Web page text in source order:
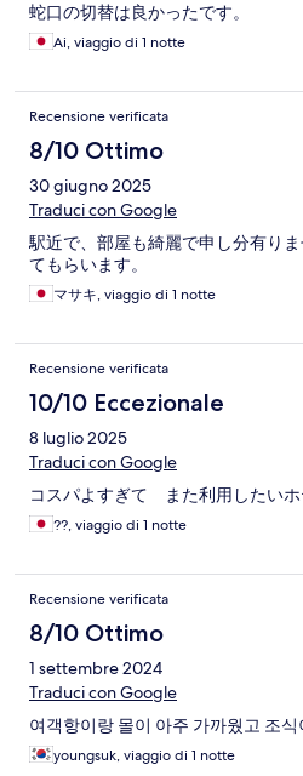
蛇口の切替は良かったです。
Ai, viaggio di 1 notte
Recensione verificata
8/10 Ottimo
30 giugno 2025
Traduci con Google
駅近で、部屋も綺麗で申し分有り
てもらいます。
マサキ, viaggio di 1 notte
Recensione verificata
10/10 Eccezionale
8 luglio 2025
Traduci con Google
コスパよすぎて また利用したいホ
??, viaggio di 1 notte
Recensione verificata
8/10 Ottimo
1 settembre 2024
Traduci con Google
여객항이랑 몰이 아주 가까웠고 조식
youngsuk, viaggio di 1 notte